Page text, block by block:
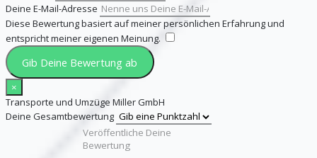
Deine E-Mail-Adresse
Diese Bewertung basiert auf meiner persönlichen Erfahrung und
entspricht meiner eigenen Meinung.
Gib Deine Bewertung ab
×
Transporte und Umzüge Miller GmbH
Deine Gesamtbewertung